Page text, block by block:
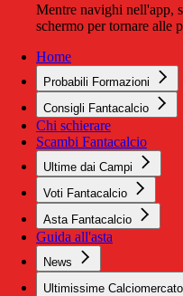
Mentre navighi nell'app,
schermo per tornare alle
Home
Probabili Formazioni
Consigli Fantacalcio
Chi schierare
Scambi Fantacalcio
Ultime dai Campi
Voti Fantacalcio
Asta Fantacalcio
Guida all'asta
News
Ultimissime Calciomercato